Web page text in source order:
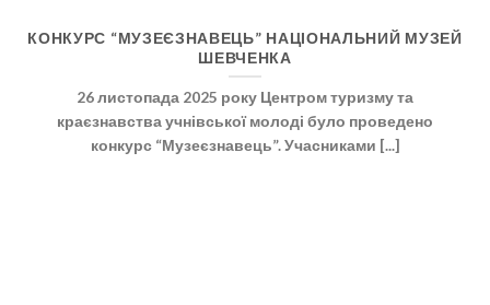
КОНКУРС “МУЗЕЄЗНАВЕЦЬ” НАЦІОНАЛЬНИЙ МУЗЕЙ
ШЕВЧЕНКА
26 листопада 2025 року Центром туризму та
краєзнавства учнівської молоді було проведено
конкурс “Музеєзнавець”. Учасниками [...]